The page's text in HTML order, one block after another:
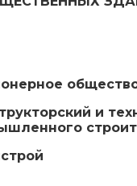
и